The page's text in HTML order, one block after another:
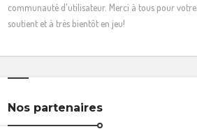
communauté d'utilisateur. Merci à tous pour votre
soutient et à très bientôt en jeu!
Nos partenaires